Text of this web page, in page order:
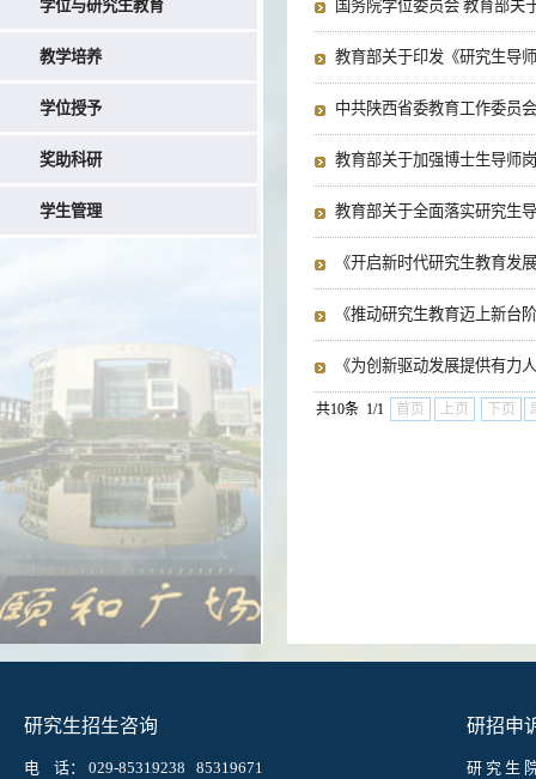
学位与研究生教育
教学培养
学位授予
奖助科研
学生管理
国务院学位委员会 教育部关
教育部关于印发《研究生导
中共陕西省委教育工作委员
教育部关于加强博士生导师
教育部关于全面落实研究生
《开启新时代研究生教育
《推动研究生教育迈上新台
《为创新驱动发展提供有
共10条 1/1 首页 上页 下页
研究生招生咨询
电 话： 029-85319238 85319671
研招申
研 究 生